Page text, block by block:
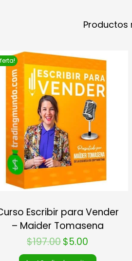
Productos
Escribir para Vender
– Maider Tomasena
$197.00$5.00